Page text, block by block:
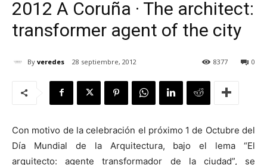
2012 A Coruña · The architect:
transformer agent of the city
By veredes 28 septiembre, 2012 0
8377
Con motivo de la celebración el próximo 1 de Octubre del
Día Mundial de la Arquitectura, bajo el lema “El
arquitecto: agente transformador de la ciudad”, se